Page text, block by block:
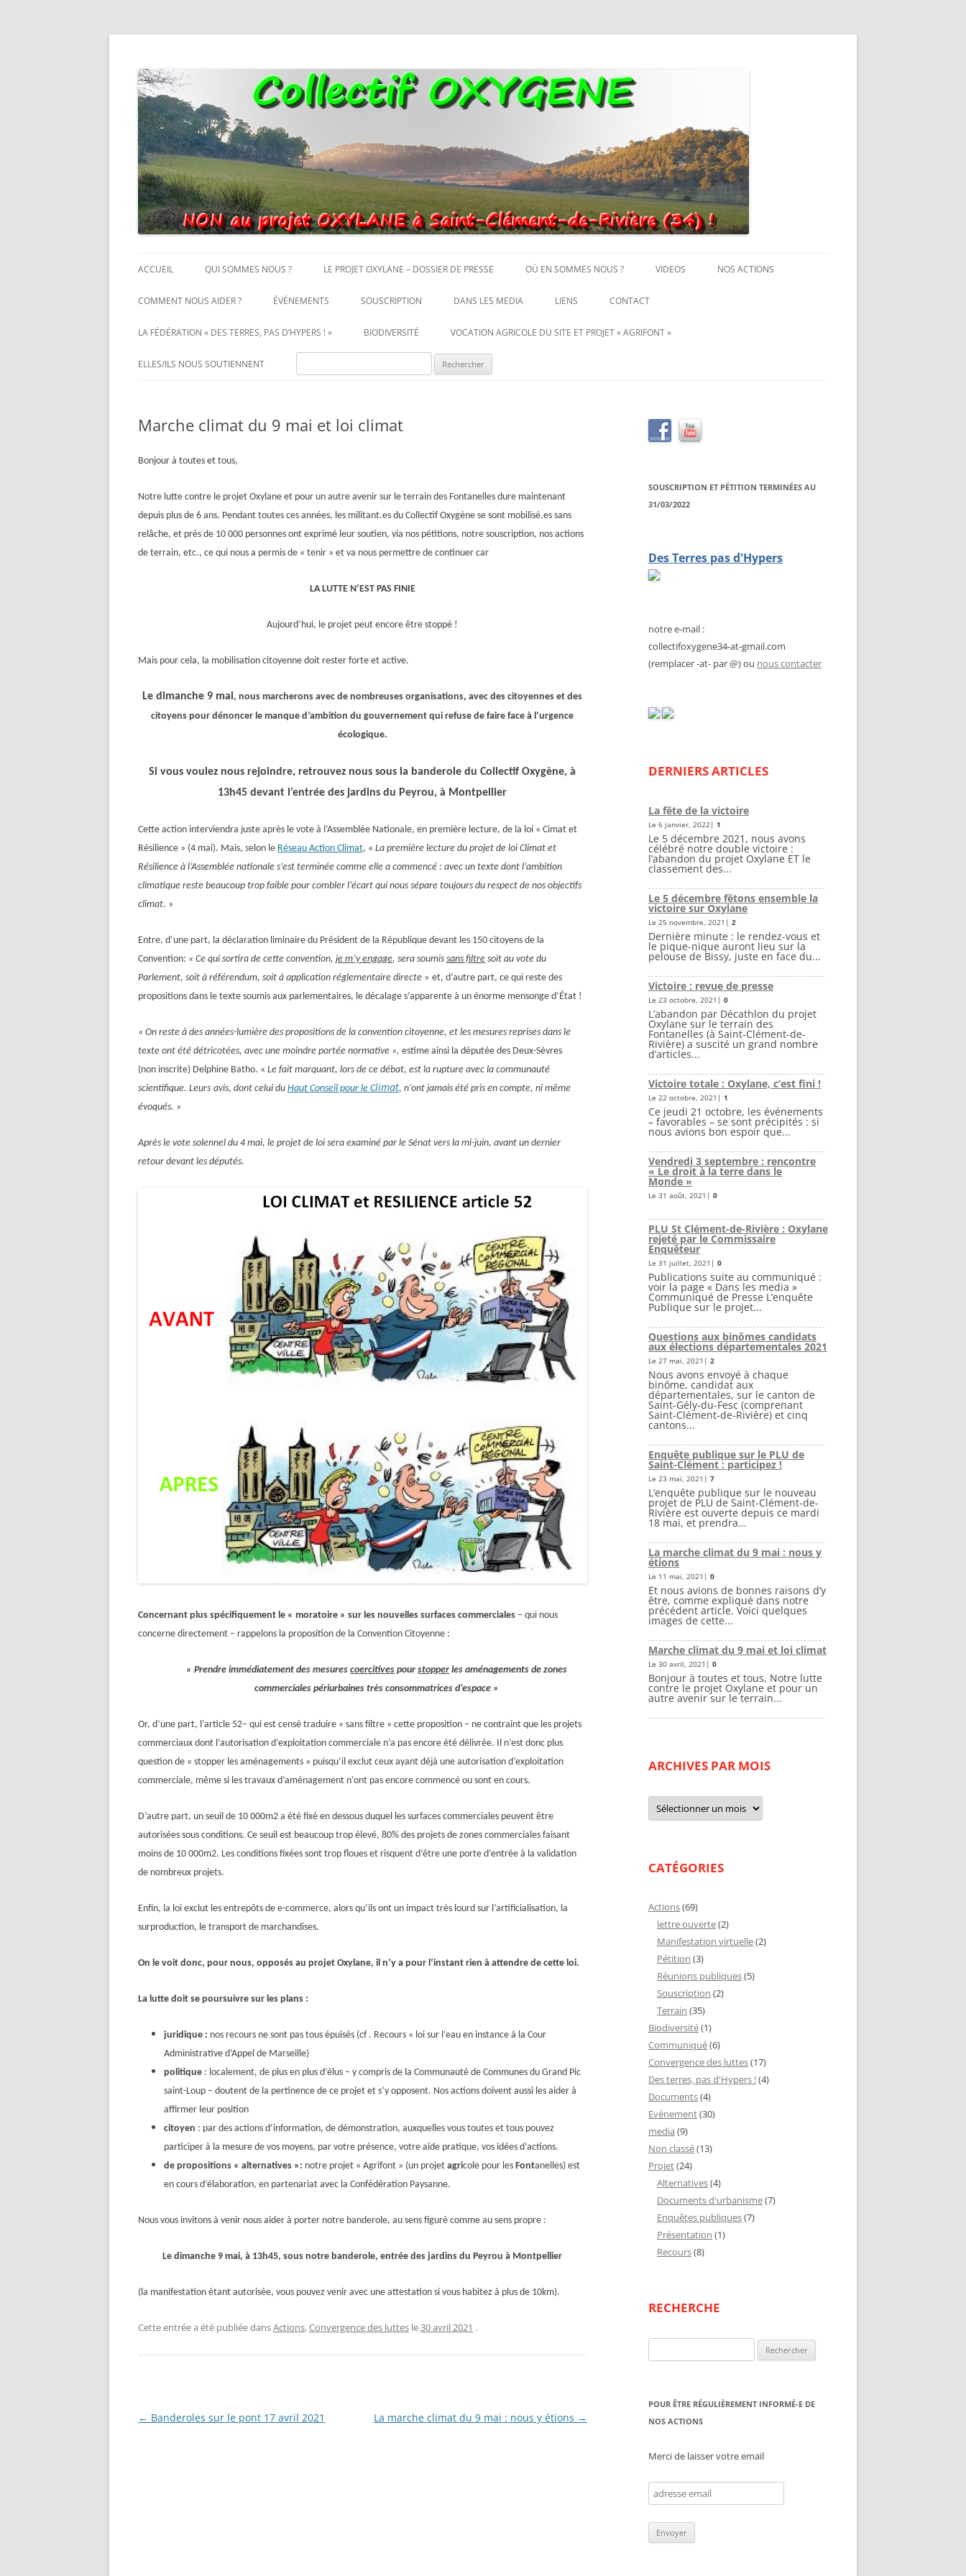
Collectif Oxygene
au
ACCUEIL QUI SOMMES NOUS ? LE PROJET OXYLANE – DOSSIER DE PRESSE OÙ EN SOMMES NOUS ? VIDEOS NOS ACTIONS
COMMENT NOUS AIDER ? ÉVÉNEMENTS SOUSCRIPTION DANS LES MEDIA LIENS CONTACT
LA FÉDÉRATION « DES TERRES, PAS D’HYPERS ! » BIODIVERSITÉ VOCATION AGRICOLE DU SITE ET PROJET « AGRIFONT »
ELLES/ILS NOUS SOUTIENNENT
Rechercher :
Marche climat du 9 mai et loi climat
Bonjour à toutes et tous,
Notre lutte contre le projet Oxylane et pour un autre avenir sur le terrain des Fontanelles dure maintenant
depuis plus de 6 ans. Pendant toutes ces années, les militant.es du Collectif Oxygène se sont mobilisé.es sans
relâche, et près de 10 000 personnes ont exprimé leur soutien, via nos pétitions, notre souscription, nos actions
de terrain, etc., ce qui nous a permis de « tenir » et va nous permettre de continuer car
LA LUTTE N’EST PAS FINIE
Aujourd’hui, le projet peut encore être stoppé !
Mais pour cela, la mobilisation citoyenne doit rester forte et active.
Ledimanche 9 mai, nous marcherons avec de nombreuses organisations,avec descitoyennes etdes
citoyenspour dénoncer le manque d’ambition du gouvernement qui refuse de faire face à l’urgence
écologique.
Si vous voulez nous rejoindre, retrouvez nous sous la banderole du Collectif Oxygène, à
13h45 devant l’entrée des jardins du Peyrou, à Montpellier
Cette action interviendra juste après le vote à l’Assemblée Nationale, en première lecture, de la loi « Cimat et
Résilience » (4 mai). Mais, selon le Réseau Action Climat, « La première lecture du projet de loi Climat et
Résilience à l’Assemblée nationale s’est terminée comme elle a commencé : avec un texte dont l’ambition
climatique reste beaucoup trop faible pour combler l’écart qui nous sépare toujours du respect de nos objectifs
climat. »
Entre, d’une part, la déclaration liminaire du Président de la République devant les 150 citoyens de la
Convention: « Ce qui sortira de cette convention, je m’y engage, sera soumis sans filtre soit au vote du
Parlement, soit à référendum, soit à application réglementaire directe » et, d’autre part, ce qui reste des
propositions dans le texte soumis aux parlementaires, le décalage s’apparente à un énorme mensonge d’État !
« On reste à des années-lumière des propositions de la convention citoyenne, et les mesures reprises dans le
texte ont été détricotées, avec une moindre portée normative », estime ainsi la députée des Deux-Sèvres
(non inscrite) Delphine Batho. « Le fait marquant, lors de ce débat, est la rupture avec la communauté
scientifique. Leurs avis, dont celui du Haut Conseil pour le Climat, n’ont jamais été pris en compte, ni même
évoqués. »
Après le vote solennel du 4 mai, le projet de loi sera examiné par le Sénat vers la mi-juin, avant un dernier
retour devant les députés.
Concernant plus spécifiquement le « moratoire » sur les nouvelles surfaces commerciales – qui nous
concerne directement – rappelons la proposition de la Convention Citoyenne :
« Prendre immédiatement desmesurescoercitives pourstopper les aménagements de zones
commerciales périurbaines très consommatrices d’espace »
Or, d’une part, l’article 52– qui est censé traduire « sans filtre » cette proposition – ne contraint que les projets
commerciaux dont l’autorisation d’exploitation commerciale n’a pas encore été délivrée. Il n’est donc plus
question de « stopper les aménagements » puisqu’il exclut ceux ayant déjà une autorisation d’exploitation
commerciale, même si les travaux d’aménagement n’ont pas encore commencé ou sont en cours.
D’autre part, un seuil de 10 000m2 a été fixé en dessous duquel les surfaces commerciales peuvent être
autorisées sous conditions. Ce seuil est beaucoup trop élevé, 80% des projets de zones commerciales faisant
moins de 10 000m2. Les conditions fixées sont trop floues et risquent d’être une porte d’entrée à la validation
de nombreux projets.
Enfin, la loi exclut les entrepôts de e-commerce, alors qu’ils ont un impact très lourd sur l’artificialisation, la
surproduction, le transport de marchandises.
On le voit donc, pour nous, opposés au projet Oxylane, il n’y a pour l’instant rien à attendre de cette loi.
La lutte doit se poursuivre sur les plans :
juridique : nos recours ne sont pas tous épuisés (cf . Recours « loi sur l’eau en instance à la Cour
Administrative d’Appel de Marseille)
politique : localement, de plus en plus d’élus – y compris de la Communauté de Communes du Grand Pic
saint-Loup – doutent de la pertinence de ce projet et s’y opposent. Nos actions doivent aussi les aider à
affirmer leur position
citoyen : par des actions d’information, de démonstration, auxquelles vous toutes et tous pouvez
participer à la mesure de vos moyens, par votre présence, votre aide pratique, vos idées d’actions.
de propositions « alternatives »: notre projet « Agrifont » (un projet agricole pour les Fontanelles) est
en cours d’élaboration, en partenariat avec la Confédération Paysanne.
Nous vous invitons à venir nous aider à porter notre banderole, au sens figuré comme au sens propre :
Le dimanche 9 mai, à 13h45, sous notre banderole, entrée des jardins du Peyrou à Montpellier
(la manifestation étant autorisée, vous pouvez venir avec une attestation si vous habitez à plus de 10km).
Cette entrée a été publiée dansActions,Convergence des luttes le30 avril 2021 .
Navigation
← Banderoles sur le pont 17 avril 2021 La marche climat du 9 mai : nous y étions →
SOUSCRIPTION ET PÉTITION TERMINÉES AU
31/03/2022
Des Terres pas d'Hypers
notre e-mail :
collectifoxygene34-at-gmail.com
(remplacer -at- par @) ou nous contacter
DERNIERS ARTICLES
La fête de la victoire
Le 6 janvier, 2022| 1
Le 5 décembre 2021, nous avons
célébré notre double victoire :
l’abandon du projet Oxylane ET le
classement des...
Le 5 décembre fêtons ensemble la
victoire sur Oxylane
Le 25 novembre, 2021| 2
Dernière minute : le rendez-vous et
le pique-nique auront lieu sur la
pelouse de Bissy, juste en face du...
Victoire : revue de presse
Le 23 octobre, 2021| 0
L’abandon par Décathlon du projet
Oxylane sur le terrain des
Fontanelles (à Saint-Clément-de-
Rivière) a suscité un grand nombre
d’articles...
Victoire totale : Oxylane, c’est fini !
Le 22 octobre, 2021| 1
Ce jeudi 21 octobre, les événements
– favorables – se sont précipités : si
nous avions bon espoir que...
Vendredi 3 septembre : rencontre
« Le droit à la terre dans le
Monde »
Le 31 août, 2021| 0
PLU St Clément-de-Rivière : Oxylane
rejeté par le Commissaire
Enquêteur
Le 31 juillet, 2021| 0
Publications suite au communiqué :
voir la page « Dans les media »
Communiqué de Presse L’enquête
Publique sur le projet...
Questions aux binômes candidats
aux élections départementales 2021
Le 27 mai, 2021| 2
Nous avons envoyé à chaque
binôme, candidat aux
départementales, sur le canton de
Saint-Gély-du-Fesc (comprenant
Saint-Clément-de-Rivière) et cinq
cantons...
Enquête publique sur le PLU de
Saint-Clément : participez !
Le 23 mai, 2021| 7
L’enquête publique sur le nouveau
projet de PLU de Saint-Clément-de-
Rivière est ouverte depuis ce mardi
18 mai, et prendra...
La marche climat du 9 mai : nous y
étions
Le 11 mai, 2021| 0
Et nous avions de bonnes raisons d’y
être, comme expliqué dans notre
précédent article. Voici quelques
images de cette...
Marche climat du 9 mai et loi climat
Le 30 avril, 2021| 0
Bonjour à toutes et tous, Notre lutte
contre le projet Oxylane et pour un
autre avenir sur le terrain...
ARCHIVES PAR MOIS
Archives
par
CATÉGORIES
Actions(69)
lettre ouverte(2)
Manifestation virtuelle(2)
Pétition (3)
Réunions publiques(5)
Souscription (2)
Terrain (35)
Biodiversité(1)
Communiqué(6)
Convergence des luttes(17)
Des terres, pas d'Hypers !(4)
Documents(4)
Evénement(30)
media (9)
Non classé(13)
Projet(24)
Alternatives(4)
Documents d'urbanisme(7)
Enquêtes publiques(7)
Présentation (1)
Recours(8)
RECHERCHE
POUR ÊTRE RÉGULIÈREMENT INFORMÉ-E DE
NOS ACTIONS
Merci de laisser votre email